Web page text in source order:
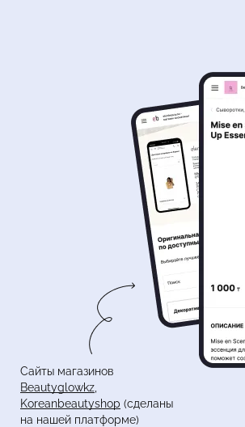
Сайты магазинов
Beautyglowkz
Koreanbeautyshop (сделаны
на нашей платформе)